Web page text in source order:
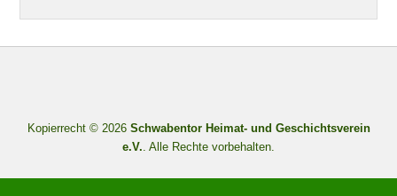
Kopierrecht © 2026 Schwabentor Heimat- und Geschichtsverein
e.V. . Alle Rechte vorbehalten.